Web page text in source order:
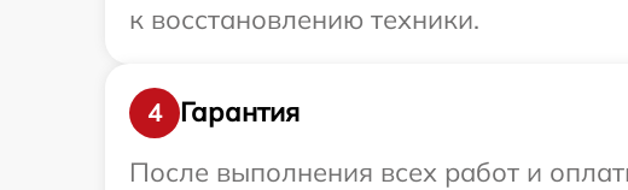
к восстановлению техники.
4
Гарантия
После выполнения всех работ и